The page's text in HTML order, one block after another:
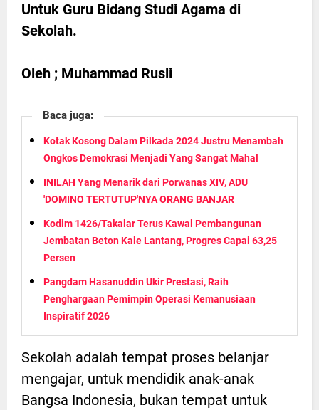
Untuk Guru Bidang Studi Agama di
Sekolah.
Oleh ; Muhammad Rusli
Baca juga:
Kotak Kosong Dalam Pilkada 2024 Justru Menambah
Ongkos Demokrasi Menjadi Yang Sangat Mahal
INILAH Yang Menarik dari Porwanas XIV, ADU
'DOMINO TERTUTUP'NYA ORANG BANJAR
Kodim 1426/Takalar Terus Kawal Pembangunan
Jembatan Beton Kale Lantang, Progres Capai 63,25
Persen
Pangdam Hasanuddin Ukir Prestasi, Raih
Penghargaan Pemimpin Operasi Kemanusiaan
Inspiratif 2026
Sekolah adalah tempat proses belanjar
mengajar, untuk mendidik anak-anak
Bangsa Indonesia, bukan tempat untuk